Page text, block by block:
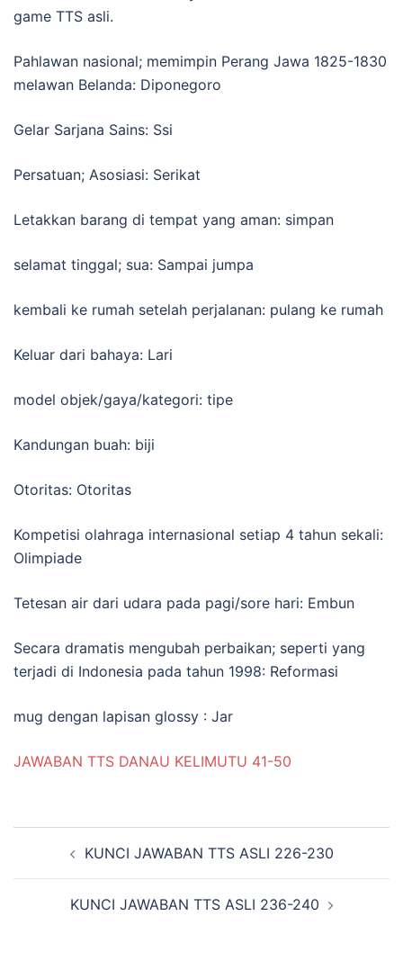
game TTS asli.
Pahlawan nasional; memimpin Perang Jawa 1825-1830
melawan Belanda: Diponegoro
Gelar Sarjana Sains: Ssi
Persatuan; Asosiasi: Serikat
Letakkan barang di tempat yang aman: simpan
selamat tinggal; sua: Sampai jumpa
kembali ke rumah setelah perjalanan: pulang ke rumah
Keluar dari bahaya: Lari
model objek/gaya/kategori: tipe
Kandungan buah: biji
Otoritas: Otoritas
Kompetisi olahraga internasional setiap 4 tahun sekali:
Olimpiade
Tetesan air dari udara pada pagi/sore hari: Embun
Secara dramatis mengubah perbaikan; seperti yang
terjadi di Indonesia pada tahun 1998: Reformasi
mug dengan lapisan glossy : Jar
JAWABAN TTS DANAU KELIMUTU 41-50
Navigasi
Tulisan
KUNCI JAWABAN TTS ASLI 226-230
KUNCI JAWABAN TTS ASLI 236-240